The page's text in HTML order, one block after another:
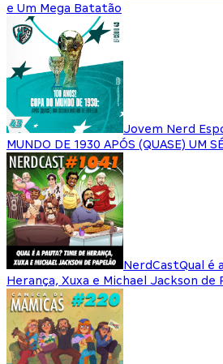
e Um Mega Batatão
Jovem Nerd
MUNDO DE 1930 APÓS (QUASE) UM
NerdCastQual é
Herança, Xuxa e Michael Jackson de